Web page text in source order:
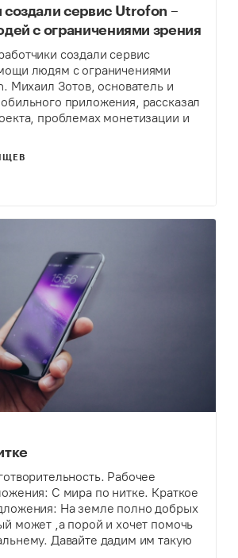
сервис Utrofon –
с ограничениями зрения
создали сервис
людям с ограничениями
Михаил Зотов, основатель и
приложения, рассказал
проблемах монетизации и
Рабочее
С мира по нитке. Краткое
На земле полно добрых
может ,а порой и хочет помочь
Давайте дадим им такую